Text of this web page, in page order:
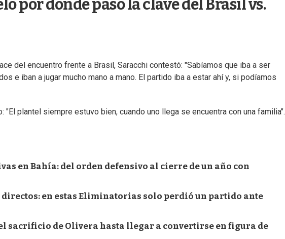
por dónde pasó la clave del Brasil vs.
del encuentro frente a Brasil, Saracchi contestó: "Sabíamos que iba a ser
e iban a jugar mucho mano a mano. El partido iba a estar ahí y, si podíamos
plantel siempre estuvo bien, cuando uno llega se encuentra con una familia".
en Bahía: del orden defensivo al cierre de un año con
en estas Eliminatorias solo perdió un partido ante
sacrificio de Olivera hasta llegar a convertirse en figura de